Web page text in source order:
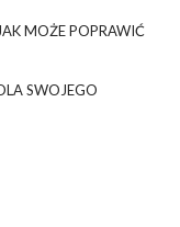
MOŻE POPRAWIĆ
SWOJEGO